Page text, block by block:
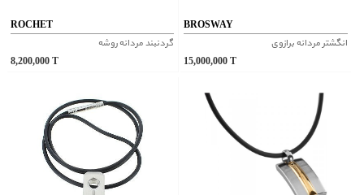
ROCHET
گردنبند مردانه روشه
8,200,000
BROSWAY
انگشتر مردانه برازوی
15,000,000